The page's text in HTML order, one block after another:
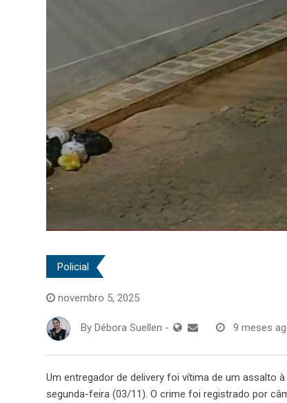
Policial
novembro 5, 2025
By Débora Suellen - 9 meses
Um entregador de delivery foi vítima de um assalto
segunda-feira (03/11). O crime foi registrado por